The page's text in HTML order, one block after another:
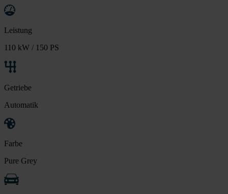
Leistung
110 kW / 150 PS
Getriebe
Automatik
Farbe
Pure Grey